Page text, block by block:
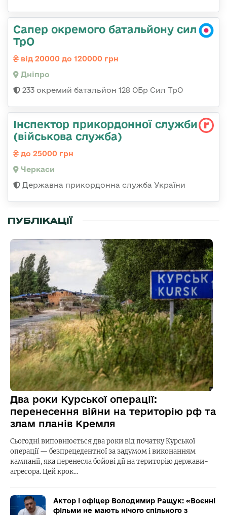
Сапер окремого батальйону сил
ТрО
від 20000 до 120000 грн
Дніпро
233 окремий батальйон 128 ОБр Сил ТрО
Інспектор прикордонної служби
(військова служба)
до 25000 грн
Черкаси
Державна прикордонна служба України
ПУБЛІКАЦІЇ
Два роки Курської операції:
перенесення війни на територію рф та
злам планів Кремля
Сьогодні виповнюється два роки від початку Курської
операції — безпрецедентної за задумом і виконанням
кампанії, яка перенесла бойові дії на територію держави-
агресора. Цей крок…
Актор і офіцер Володимир Ращук: «Воєнні
фільми не мають нічого спільного з